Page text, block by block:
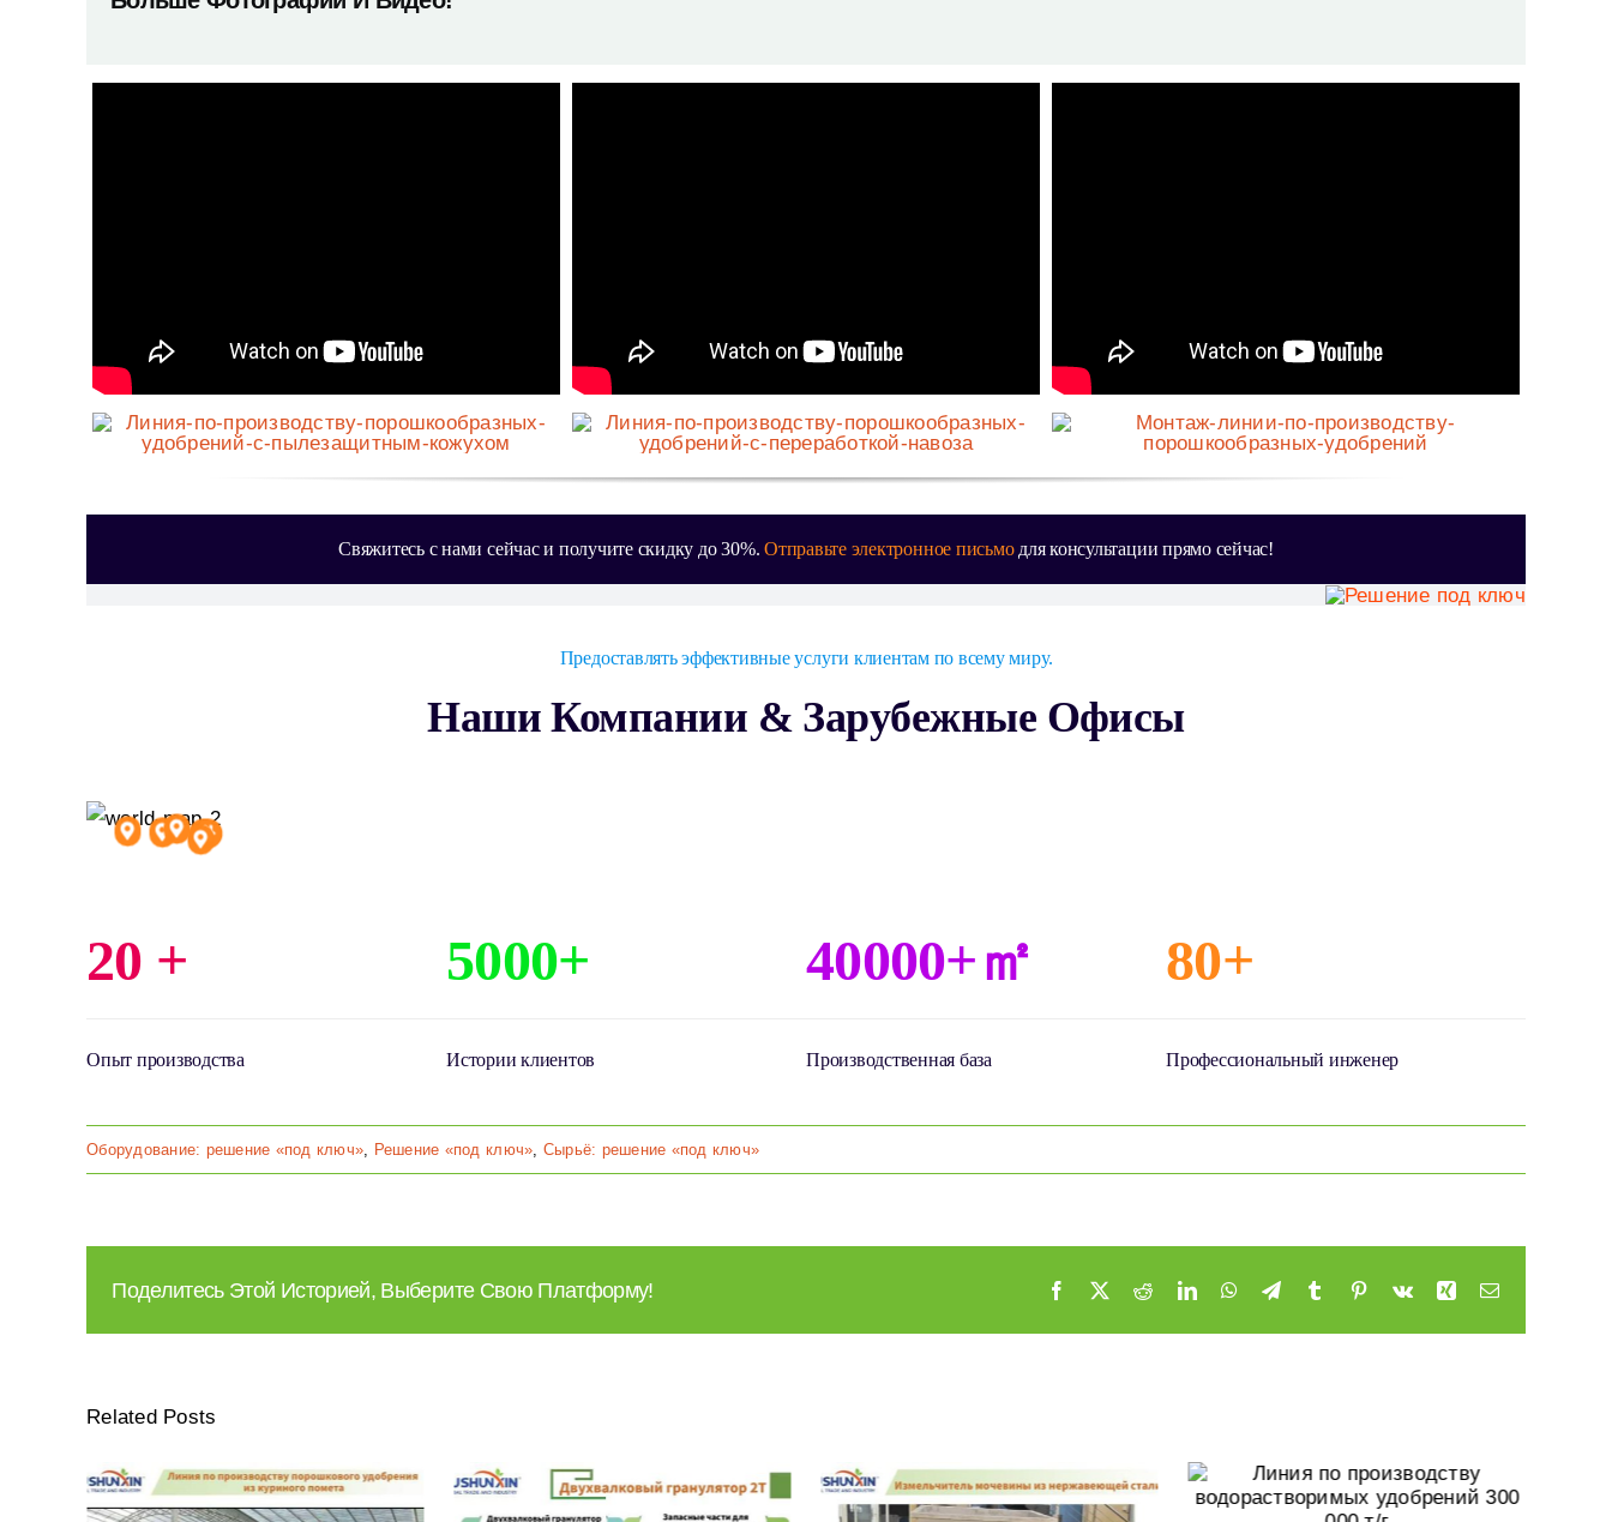
Свяжитесь с нами сейчас и получите скидку до 30%.Отправьте электронное письмодля консультации прямо сейчас!
Предоставлять эффективные услуги клиентам по всему миру.
Наши Компании & Зарубежные Офисы
20 +
Опыт производства
5000+
Истории клиентов
40000+㎡
Производственная база
80+
Профессиональный инженер
Оборудование: решение «под ключ», Решение «под ключ», Сырьё: решение «под ключ»
Поделитесь Этой Историей, Выберите Свою Платформу! Facebook RedditLinkedInWhatsApp
TelegramTumblrPinterest
Vk Xing Email
Related Posts
Линия По Производству
Водорастворимых